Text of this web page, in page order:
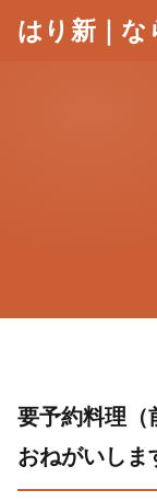
はり新｜な
要予約料理（
おねがいしま